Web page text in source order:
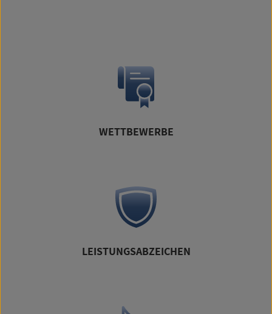
WETTBEWERBE
LEISTUNGSABZEICHEN